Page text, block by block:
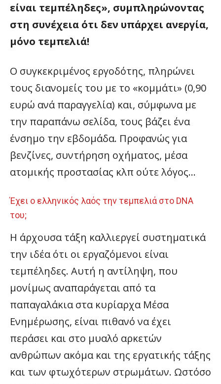
είναι τεμπέληδες», συμπληρώνοντας
στη συνέχεια ότι δεν υπάρχει ανεργία,
μόνο τεμπελιά!
Ο συγκεκριμένος εργοδότης, πληρώνει
τους διανομείς του με το «κομμάτι» (0,90
ευρώ ανά παραγγελία) και, σύμφωνα με
την παραπάνω σελίδα, τους βάζει ένα
ένσημο την εβδομάδα. Προφανώς για
βενζίνες, συντήρηση οχήματος, μέσα
ατομικής προστασίας κλπ ούτε λόγος…
Έχει ο ελληνικός λαός την τεμπελιά στο DNA
του;
Η άρχουσα τάξη καλλιεργεί συστηματικά
την ιδέα ότι οι εργαζόμενοι είναι
τεμπέληδες. Αυτή η αντίληψη, που
μονίμως αναπαράγεται από τα
παπαγαλάκια στα κυρίαρχα Μέσα
Ενημέρωσης, είναι πιθανό να έχει
περάσει και στο μυαλό αρκετών
ανθρώπων ακόμα και της εργατικής τάξης
και των φτωχότερων στρωμάτων. Ωστόσο